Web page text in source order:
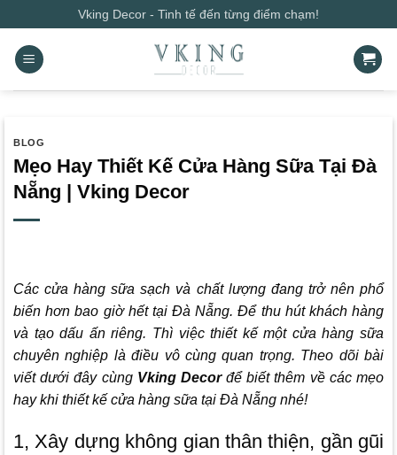
qua
nội
dung
Vking Decor - Tinh tế đến từng điểm chạm!
BLOG
Mẹo Hay Thiết Kế Cửa Hàng Sữa Tại Đà
Nẵng | Vking Decor
Các cửa hàng sữa sạch và chất lượng đang trở nên phổ
biến hơn bao giờ hết tại Đà Nẵng. Để thu hút khách hàng
và tạo dấu ấn riêng. Thì việc thiết kế một cửa hàng sữa
chuyên nghiệp là điều vô cùng quan trọng. Theo dõi bài
viết dưới đây cùng Vking Decorđể biết thêm về các mẹo
hay khi thiết kế cửa hàng sữa tại Đà Nẵng nhé!
1, Xây dựng không gian thân thiện, gần gũi